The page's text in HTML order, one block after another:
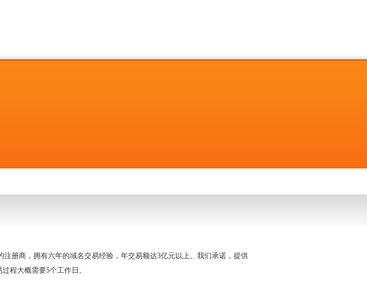
册商，拥有六年的域名交易经验，年交易额达3亿元以上。我们承诺，提供
程大概需要5个工作日。